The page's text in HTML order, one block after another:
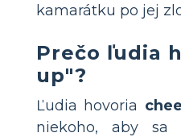
kamarátku po jej
Prečo ľudia
up"?
Ľudia hovoria
niekoho, aby